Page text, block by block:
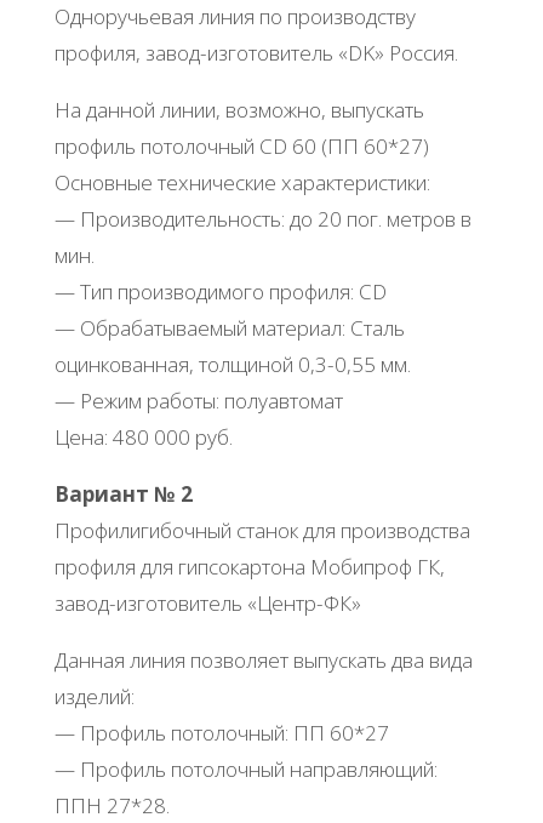
Одноручьевая линия по производству
профиля, завод-изготовитель «DK» Россия.
На данной линии, возможно, выпускать
профиль потолочный CD 60 (ПП 60*27)
Основные технические характеристики:
— Производительность: до 20 пог. метров в
мин.
— Тип производимого профиля: СD
— Обрабатываемый материал: Сталь
оцинкованная, толщиной 0,3-0,55 мм.
— Режим работы: полуавтомат
Цена: 480 000 руб.
Вариант № 2
Профилигибочный станок для производства
профиля для гипсокартона Мобипроф ГК,
завод-изготовитель «Центр-ФК»
Данная линия позволяет выпускать два вида
изделий:
— Профиль потолочный: ПП 60*27
— Профиль потолочный направляющий:
ППН 27*28.